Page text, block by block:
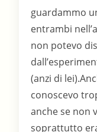
guardammo
entrambi
non potevo
(anzi di
conoscevo
anche se non
soprattutto